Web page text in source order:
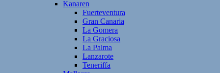
Kanaren
Fuerteventura
Gran Canaria
La Gomera
La Graciosa
La Palma
Lanzarote
Teneriffa